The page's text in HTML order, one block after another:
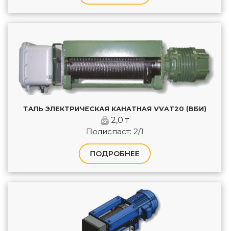
ТАЛЬ ЭЛЕКТРИЧЕСКАЯ КАНАТНАЯ VVAT20 (ВБИ)
2,0 т
Полиспаст: 2/1
ПОДРОБНЕЕ